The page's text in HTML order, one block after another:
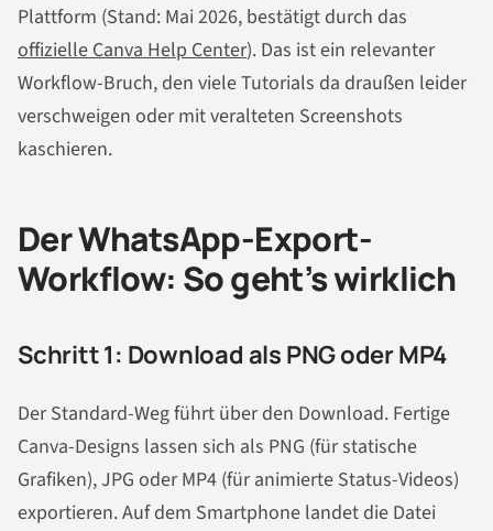
Plattform (Stand: Mai 2026, bestätigt durch das
offizielle Canva Help Center). Das ist ein relevanter
Workflow-Bruch, den viele Tutorials da draußen leider
verschweigen oder mit veralteten Screenshots
kaschieren.
Der WhatsApp-Export-
Workflow: So geht’s wirklich
Schritt 1: Download als PNG oder MP4
Der Standard-Weg führt über den Download. Fertige
Canva-Designs lassen sich als PNG (für statische
Grafiken), JPG oder MP4 (für animierte Status-Videos)
exportieren. Auf dem Smartphone landet die Datei